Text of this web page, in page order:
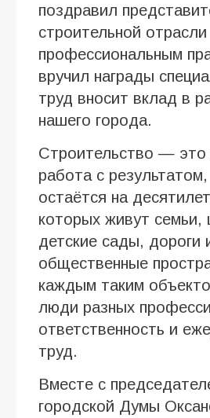
поздравил
строительной
профессиональным
вручил награды
труд вносит вклад в
нашего города.
Строительство — это
работа с
остаётся на
которых живут семьи,
детские сады, дороги
общественные
каждым таким
люди разных
ответственность и
труд.
Вместе с
городской Думы